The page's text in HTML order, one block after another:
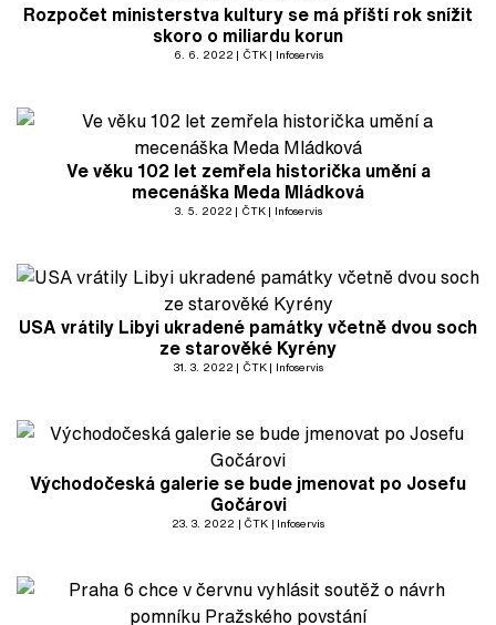
Rozpočet ministerstva kultury se má příští rok snížit
skoro o miliardu korun
6. 6. 2022 ČTK Infoservis
Ve věku 102 let zemřela historička umění a
mecenáška Meda Mládková
3. 5. 2022 ČTK Infoservis
USA vrátily Libyi ukradené památky včetně dvou soch
ze starověké Kyrény
31. 3. 2022 ČTK Infoservis
Východočeská galerie se bude jmenovat po Josefu
Gočárovi
23. 3. 2022 ČTK Infoservis